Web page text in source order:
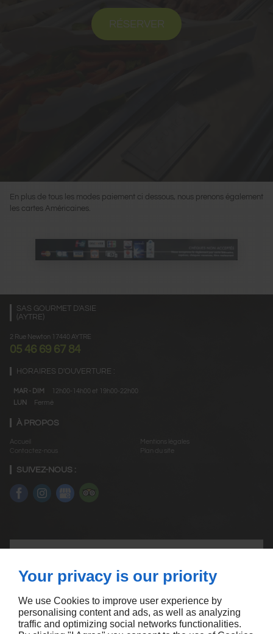
RÉSERVER
En plus de tous les modes paiement ci dessous, nous prenons également
les cartes Américaines.
SAS GOURMET D'ASIE
(AYTRE)
2 Rue Newton 17440 AYTRE
05 46 69 67 84
HORAIRES D'OUVERTURE :
MAR - DIM
12h00-14h00 et 19h00-22h00
LUN
Fermé
À PROPOS
Accueil
Contactez-nous
Mentions légales
Plan du site
SUIVEZ-NOUS :
Your privacy is our priority
We use Cookies to improve user experience by
personalising content and ads, as well as analyzing
traffic and optimizing social networks functionalities.